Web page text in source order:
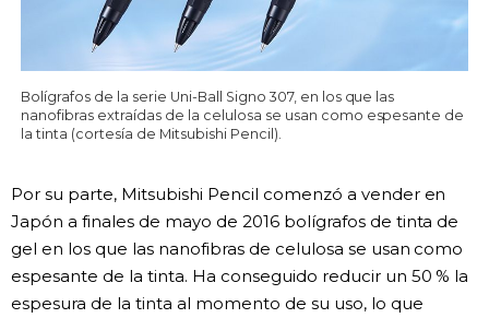
Bolígrafos de la serie Uni-Ball Signo 307, en los que las
nanofibras extraídas de la celulosa se usan como espesante de
la tinta (cortesía de Mitsubishi Pencil).
Por su parte, Mitsubishi Pencil comenzó a vender en
Japón a finales de mayo de 2016 bolígrafos de tinta de
gel en los que las nanofibras de celulosa se usan como
espesante de la tinta. Ha conseguido reducir un 50 % la
espesura de la tinta al momento de su uso, lo que